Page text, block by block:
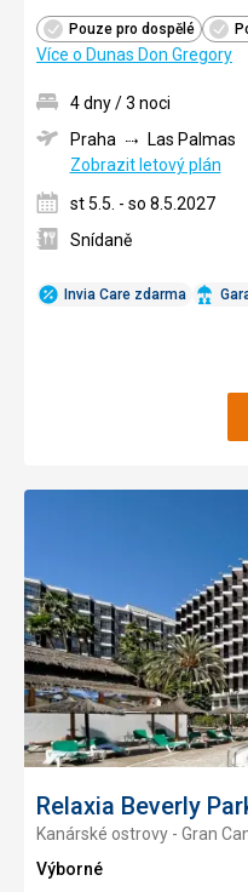
Pouze pro dospělé
Více o Dunas Don Gregory
Invia Care zdarma
4 dny / 3 noci
Praha
Las Palmas
Zobrazit letový plán
st 5.5. - so 8.5.2027
Snídaně
Relaxia Beverly
Kanárské ostrovy - Gran
Výborné